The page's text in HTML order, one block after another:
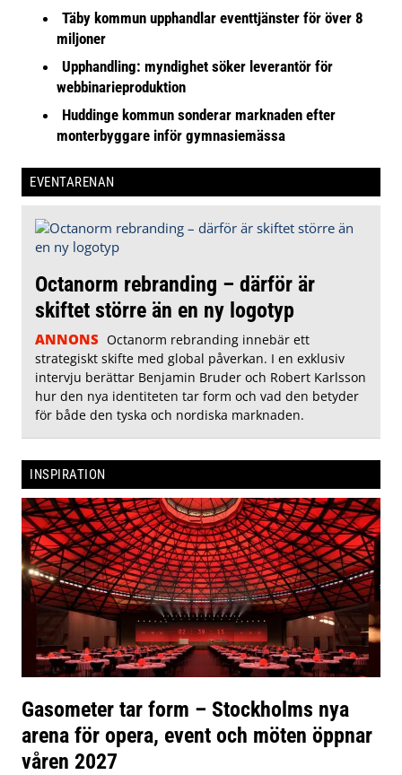
Täby kommun upphandlar eventtjänster för över 8
miljoner
Upphandling: myndighet söker leverantör för
webbinarieproduktion
Huddinge kommun sonderar marknaden efter
monterbyggare inför gymnasiemässa
EVENTARENAN
Octanorm rebranding – därför är
skiftet större än en ny logotyp
ANNONS Octanorm rebranding innebär ett
strategiskt skifte med global påverkan. I en exklusiv
intervju berättar Benjamin Bruder och Robert Karlsson
hur den nya identiteten tar form och vad den betyder
för både den tyska och nordiska marknaden.
INSPIRATION
Gasometer tar form – Stockholms nya
arena för opera, event och möten öppnar
våren 2027